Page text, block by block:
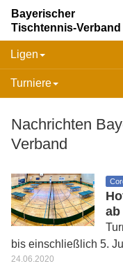
Bayerischer
Tischtennis-Verband
Ligen
Turniere
Nachrichten
Verband
ab
bis einschließlich 5.
24.06.2020